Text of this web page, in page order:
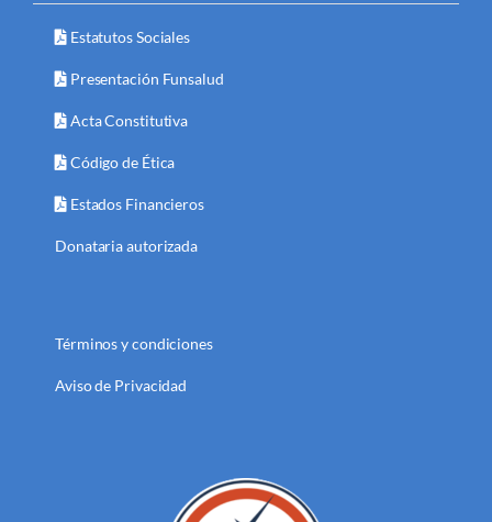
Estatutos Sociales
Presentación Funsalud
Acta Constitutiva
Código de Ética
Estados Financieros
Donataria autorizada
Términos y condiciones
Aviso de Privacidad